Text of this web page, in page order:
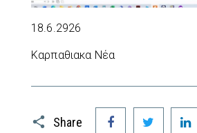
18.6.2926
Καρπαθιακα Νέα
Share
Facebook Twitter